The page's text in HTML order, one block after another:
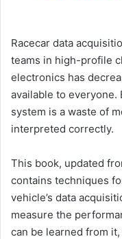
Racecar data
teams in high-profile
electronics has
available to everyone.
system is a waste of
interpreted correctly.
This book, updated
contains techniques
vehicle’s data
measure the
can be learned from